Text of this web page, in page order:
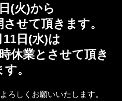
(火)から
せて頂きます。
11日(水)は
休業とさせて頂き
す。
ろしくお願いいたします。